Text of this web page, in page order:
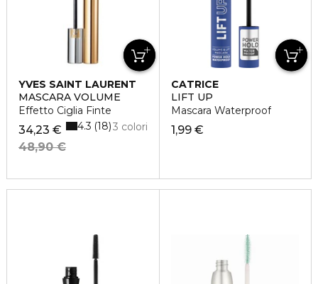
YVES SAINT LAURENT
MASCARA VOLUME
Effetto Ciglia Finte
34,23 €
48,90 €
3 colori
4.3 18
CATRICE
LIFT UP
Mascara Waterproof
1,99 €